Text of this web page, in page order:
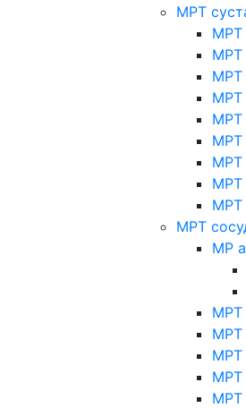
МРТ
МРТ
МРТ
МРТ
МРТ
МРТ
МРТ
МРТ
МРТ
МРТ
МРТ
МР
МРТ
МРТ
МРТ
МРТ
МРТ